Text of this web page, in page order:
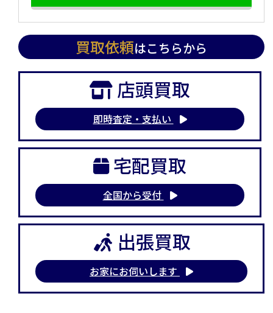
買取依頼はこちらから
店頭買取
即時査定・支払い
宅配買取
全国から受付
出張買取
お家にお伺いします